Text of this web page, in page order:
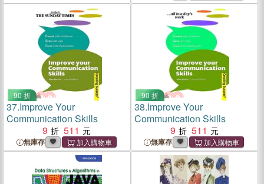
90 折
37.Improve Your
Communication Skills
9
511
無庫存
90 折
38.Improve Your
Communication Skills
9
511
無庫存